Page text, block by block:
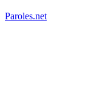
Paroles.net